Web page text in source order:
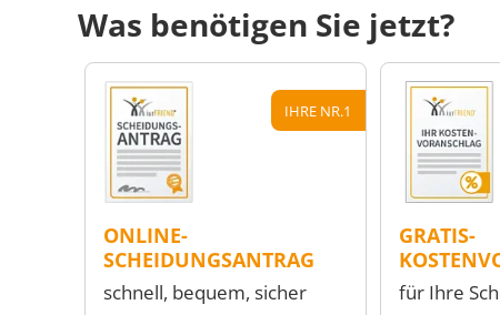
Was benötigen Sie jetzt?
IHRE NR.1
ONLINE-
SCHEIDUNGSANTRAG
schnell, bequem, sicher
GRATIS-
für Ihre